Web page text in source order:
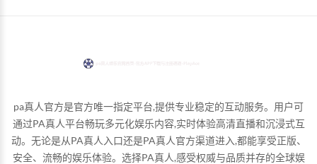
pa真人官方是官方唯一指定平台,提供专业稳定的互动服务。用户可
通过PA真人平台畅玩多元化娱乐内容,实时体验高清直播和沉浸式互
动。无论是从PA真人入口还是PA真人官方渠道进入,都能享受正版、
安全、流畅的娱乐体验。选择PA真人,感受权威与品质并存的全球娱